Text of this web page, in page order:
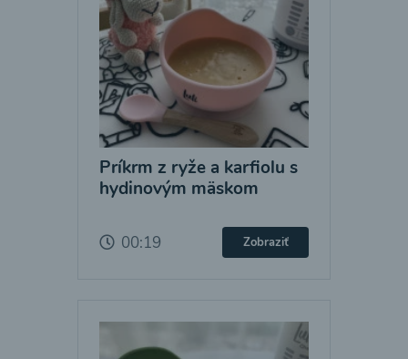
Príkrm z ryže a karfiolu s
hydinovým mäskom
00:19 Zobraziť